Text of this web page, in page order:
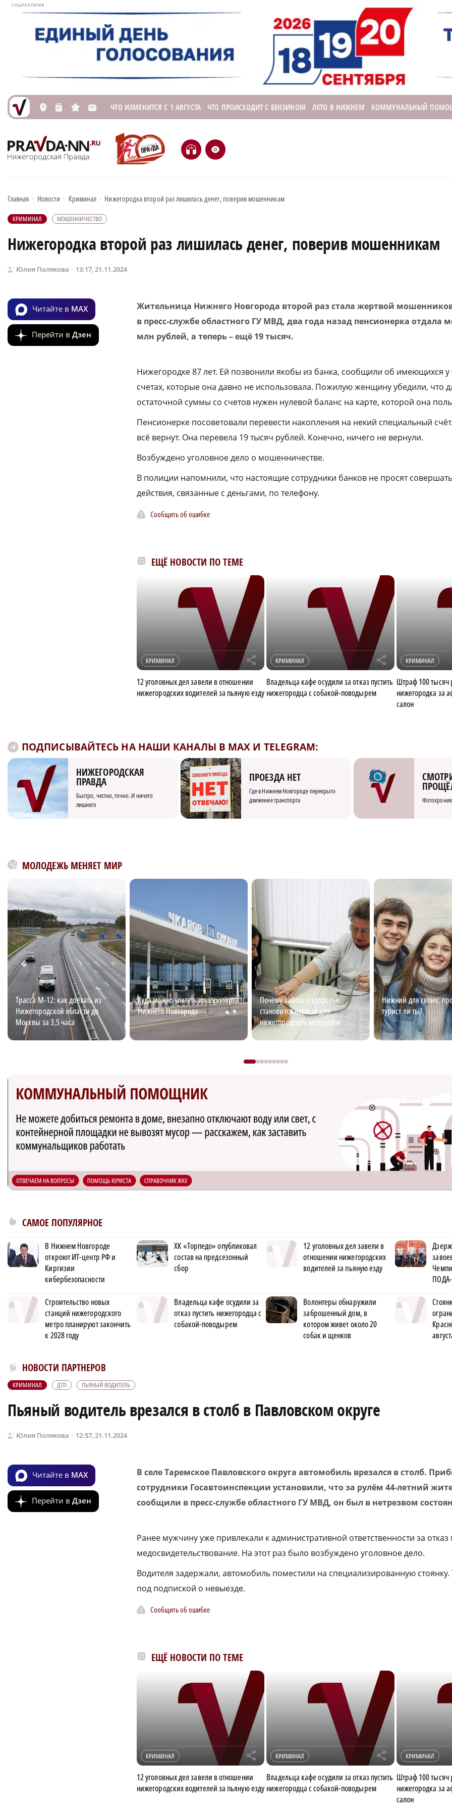
СОЦРЕКЛАМА
L n s M ЧТО ИЗМЕНИТСЯ С 1 АВГУСТА ЧТО ПРОИСХОДИТ С БЕНЗИНОМ ЛЕТО В НИЖНЕМ КОММУНАЛЬНЫЙ
H e
Главная • Новости • Криминал • Нижегородка второй раз лишилась денег, поверив мошенникам
КРИМИНАЛ МОШЕННИЧЕСТВО
Нижегородка второй раз лишилась денег, поверив мошенникам
Юлия Полякова 13:17, 21.11.2024
Читайте в MAX
Перейти в Дзен
Жительница Нижнего Новгорода второй раз стала жертвой
в пресс-службе областного ГУ МВД, два года назад пенсионерка
млн рублей, а теперь – ещё 19 тысяч.
Нижегородке 87 лет. Ей позвонили якобы из банка, сообщили об имеющихся у
счетах, которые она давно не использовала. Пожилую женщину убедили, что
остаточной суммы со счетов нужен нулевой баланс на карте, которой она
Пенсионерке посоветовали перевести накопления на некий специальный
всё вернут. Она перевела 19 тысяч рублей. Конечно, ничего не вернули.
Возбуждено уголовное дело о мошенничестве.
В полиции напомнили, что настоящие сотрудники банков не просят
действия, связанные с деньгами, по телефону.
Сообщить об ошибке
ЕЩЁ НОВОСТИ ПО ТЕМЕ
КРИМИНАЛ r
12 уголовных дел завели в отношении
нижегородских водителей за пьяную езду
КРИМИНАЛ r
Владельца кафе осудили за отказ пустить
нижегородца с собакой-поводырем
КРИМИНАЛ
Штраф 100 тысяч
нижегородка за
салон
ПОДПИСЫВАЙТЕСЬ НА НАШИ КАНАЛЫ В MAX И TELEGRAM:
НИЖЕГОРОДСКАЯ
ПРАВДА
Быстро, честно, точно. И ничего
лишнего
ПРОЕЗДА НЕТ
Где в Нижнем Новгороде перекрыто
движение транспорта
МОЛОДЕЖЬ МЕНЯЕТ МИР
Трасса М‑12: как доехать из
Нижегородской области до
Москвы за 3,5 часа
Куда можно улететь из аэропорта
Нижнего Новгорода
Почему забота о здоровье
становится нормой для
нижегородской молодёжи
Нижний для своих:
турист ли ты?
САМОЕ ПОПУЛЯРНОЕ
В Нижнем Новгороде
откроют ИТ-центр РФ и
Киргизии
кибербезопасности
ХК «Торпедо» опубликовал
состав на предсезонный
сбор
12 уголовных дел завели в
отношении нижегородских
водителей за пьяную езду
ПОДА-
Строительство новых
станций нижегородского
метро планируют закончить
к 2028 году
Владельца кафе осудили за
отказ пустить нижегородца с
собакой-поводырем
Волонтеры обнаружили
заброшенный дом, в
котором живет около 20
собак и щенков
НОВОСТИ ПАРТНЕРОВ
Новости МирТесен
КРИМИНАЛ ДТП ПЬЯНЫЙ ВОДИТЕЛЬ
Пьяный водитель врезался в столб в Павловском округе
Юлия Полякова 12:57, 21.11.2024
Читайте в MAX
Перейти в Дзен
В селе Таремское Павловского округа автомобиль врезался в столб.
сотрудники Госавтоинспекции установили, что за рулём 44-летний
сообщили в пресс-службе областного ГУ МВД, он был в нетрезвом
Ранее мужчину уже привлекали к административной ответственности за отказ
медосвидетельствование. На этот раз было возбуждено уголовное дело.
Водителя задержали, автомобиль поместили на специализированную стоянку.
под подпиской о невыезде.
Сообщить об ошибке
ЕЩЁ НОВОСТИ ПО ТЕМЕ
КРИМИНАЛ r
12 уголовных дел завели в отношении
нижегородских водителей за пьяную езду
КРИМИНАЛ r
Владельца кафе осудили за отказ пустить
нижегородца с собакой-поводырем
КРИМИНАЛ
Штраф 100 тысяч
нижегородка за
салон